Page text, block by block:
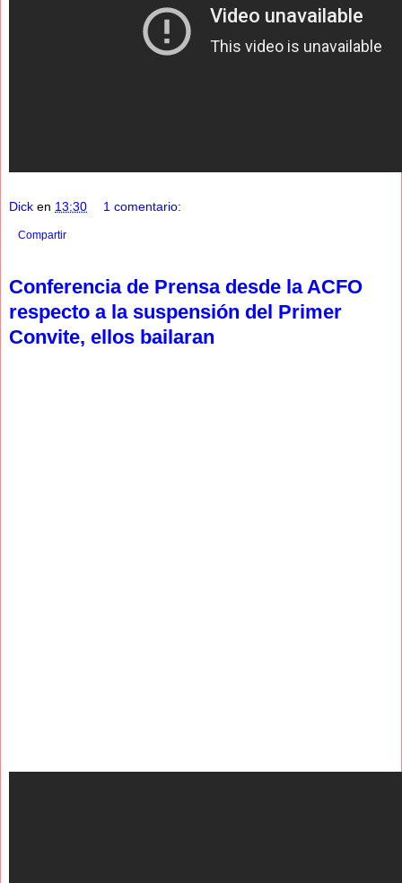
Dick en 13:30 1 comentario:
Compartir
Conferencia de Prensa desde la ACFO
respecto a la suspensión del Primer
Convite, ellos bailaran